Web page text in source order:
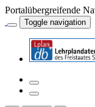
Portalübergreifende
Toggle navigation